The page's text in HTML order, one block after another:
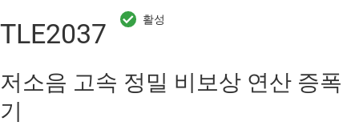
TLE2037
저소음 고속 정밀 비보상 연산 증폭
기